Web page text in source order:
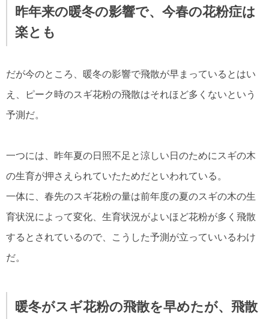
昨年来の暖冬の影響で、今春の花粉症は
楽とも
だが今のところ、暖冬の影響で飛散が早まっているとはい
え、ピーク時のスギ花粉の飛散はそれほど多くないという
予測だ。
一つには、昨年夏の日照不足と涼しい日のためにスギの木
の生育が押さえられていたためだといわれている。
一体に、春先のスギ花粉の量は前年度の夏のスギの木の生
育状況によって変化、生育状況がよいほど花粉が多く飛散
するとされているので、こうした予測が立っていいるわけ
だ。
暖冬がスギ花粉の飛散を早めたが、飛散